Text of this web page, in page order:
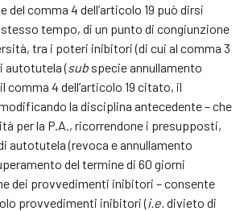
del comma 4 dell’articolo 19 può dirsi
tempo, di un punto di congiunzione
tra i poteri inibitori (di cui al comma 3
autotutela (sub specie annullamento
comma 4 dell’articolo 19 citato, il
la disciplina antecedente – che
per la P.A., ricorrendone i presupposti,
autotutela (revoca e annullamento
del termine di 60 giorni
dei provvedimenti inibitori – consente
provvedimenti inibitori (i.e. divieto di